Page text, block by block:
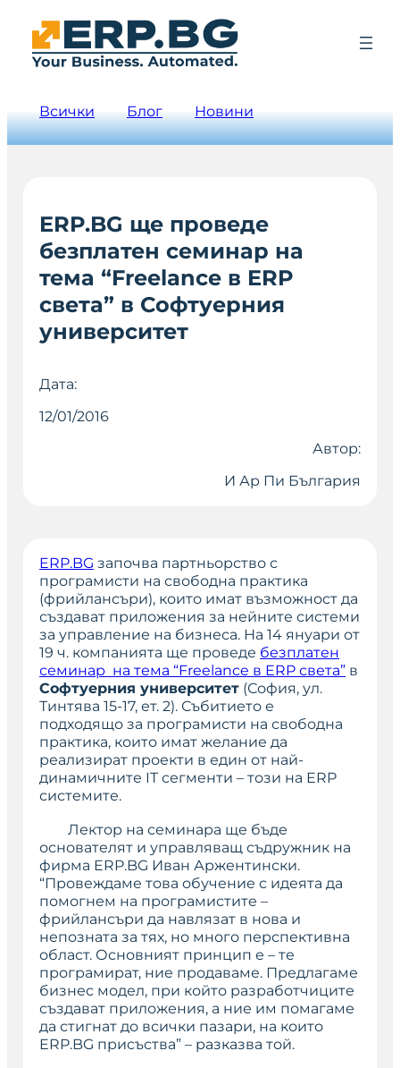
Всички Блог Новини
ERP.BG ще проведе
безплатен семинар на
тема “Freelance в ERP
света” в Софтуерния
университет
Дата:
12/01/2016
Автор:
И Ар Пи България
ERP.BG започва партньорство с
програмисти на свободна практика
(фрийлансъри), които имат възможност да
създават приложения за нейните системи
за управление на бизнеса. На 14 януари от
19 ч. компанията ще проведе безплатен
семинар на тема “Freelance в ERP света” в
Софтуерния университет (София, ул.
Тинтява 15-17, ет. 2). Събитието е
подходящо за програмисти на свободна
практика, които имат желание да
реализират проекти в един от най-
динамичните IT сегменти – този на ERP
системите.
Лектор на семинара ще бъде
основателят и управляващ съдружник на
фирма ERP.BG Иван Аржентински.
“Провеждаме това обучение с идеята да
помогнем на програмистите –
фрийлансъри да навлязат в нова и
непозната за тях, но много перспективна
област. Основният принцип е – те
програмират, ние продаваме. Предлагаме
бизнес модел, при който разработчиците
създават приложения, а ние им помагаме
да стигнат до всички пазари, на които
ERP.BG присъства” – разказва той.